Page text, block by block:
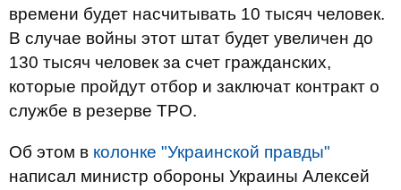
времени будет насчитывать 10 тысяч человек.
В случае войны этот штат будет увеличен до
130 тысяч человек за счет гражданских,
которые пройдут отбор и заключат контракт о
службе в резерве ТРО.
Об этом в колонке "Украинской правды"
написал министр обороны Украины Алексей